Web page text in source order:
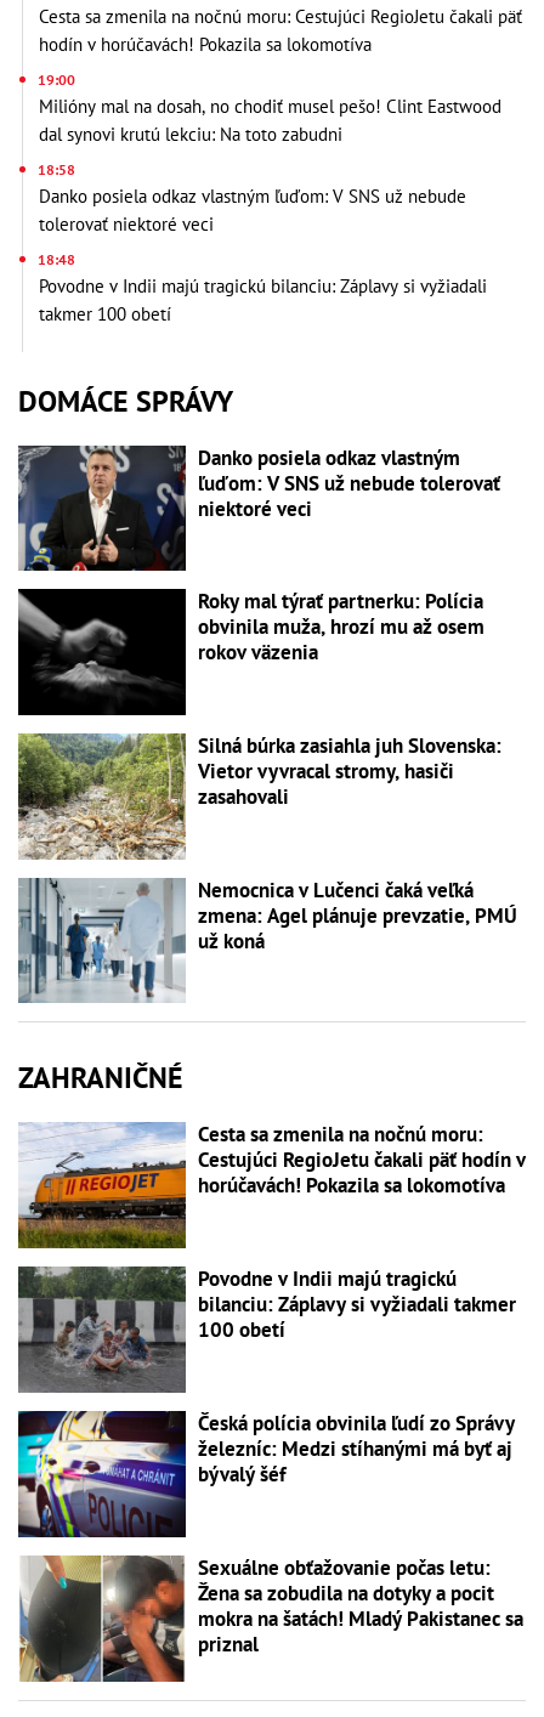
Cesta sa zmenila na nočnú moru: Cestujúci RegioJetu čakali päť
hodín v horúčavách! Pokazila sa lokomotíva
19:00
Milióny mal na dosah, no chodiť musel pešo! Clint Eastwood
dal synovi krutú lekciu: Na toto zabudni
18:58
Danko posiela odkaz vlastným ľuďom: V SNS už nebude
tolerovať niektoré veci
18:48
Povodne v Indii majú tragickú bilanciu: Záplavy si vyžiadali
takmer 100 obetí
DOMÁCE SPRÁVY
Danko posiela odkaz vlastným
ľuďom: V SNS už nebude tolerovať
niektoré veci
Roky mal týrať partnerku: Polícia
obvinila muža, hrozí mu až osem
rokov väzenia
Silná búrka zasiahla juh Slovenska:
Vietor vyvracal stromy, hasiči
zasahovali
Nemocnica v Lučenci čaká veľká
zmena: Agel plánuje prevzatie, PMÚ
už koná
ZAHRANIČNÉ
Cesta sa zmenila na nočnú moru:
Cestujúci RegioJetu čakali päť hodín v
horúčavách! Pokazila sa lokomotíva
Povodne v Indii majú tragickú
bilanciu: Záplavy si vyžiadali takmer
100 obetí
Česká polícia obvinila ľudí zo Správy
železníc: Medzi stíhanými má byť aj
bývalý šéf
Sexuálne obťažovanie počas letu:
Žena sa zobudila na dotyky a pocit
mokra na šatách! Mladý Pakistanec sa
priznal